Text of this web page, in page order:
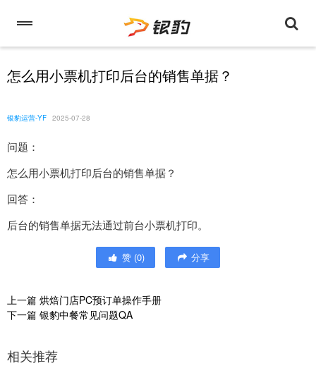
怎么用小票机打印后台的销售单据？
银豹运营-YF 2025-07-28
问题：
怎么用小票机打印后台的销售单据？
回答：
后台的销售单据无法通过前台小票机打印。
赞 (0) 分享
上一篇 烘焙门店PC预订单操作手册
下一篇 银豹中餐常见问题QA
相关推荐